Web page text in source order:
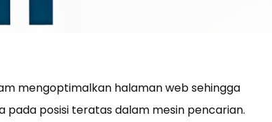
mengoptimalkan halaman web sehingga
posisi teratas dalam mesin pencarian.